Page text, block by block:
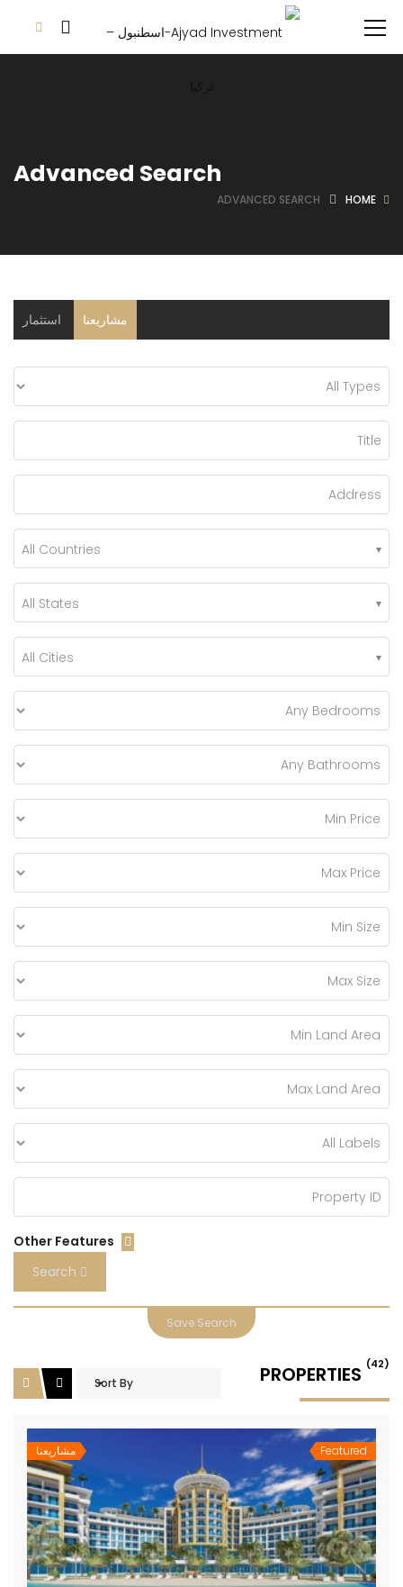
Advanced Search
HOME
ADVANCED SEARCH
مشاريعنا استثمار
All Countries
All States
All Cities
Save Search
PROPERTIES (42)
Sort By
Featured مشاريعنا